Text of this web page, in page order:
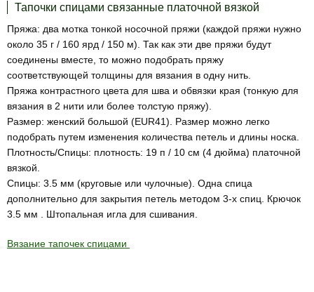
Тапочки спицами связанные платочной вязкой
Пряжа: два мотка тонкой носочной пряжи (каждой пряжи нужно
около 35 г / 160 ярд / 150 м). Так как эти две пряжи будут
соединены вместе, то можно подобрать пряжу
соответствующей толщины для вязания в одну нить.
Пряжа контрастного цвета для шва и обвязки края (тонкую для
вязания в 2 нити или более толстую пряжу).
Размер: женский большой (EUR41). Размер можно легко
подобрать путем изменения количества петель и длины носка.
Плотность/Спицы: плотность: 19 п / 10 см (4 дюйма) платочной
вязкой.
Спицы: 3.5 мм (круговые или чулочные). Одна спица
дополнительно для закрытия петель методом 3-х спиц. Крючок
3.5 мм . Штопальная игла для сшивания.
Вязание тапочек спицами